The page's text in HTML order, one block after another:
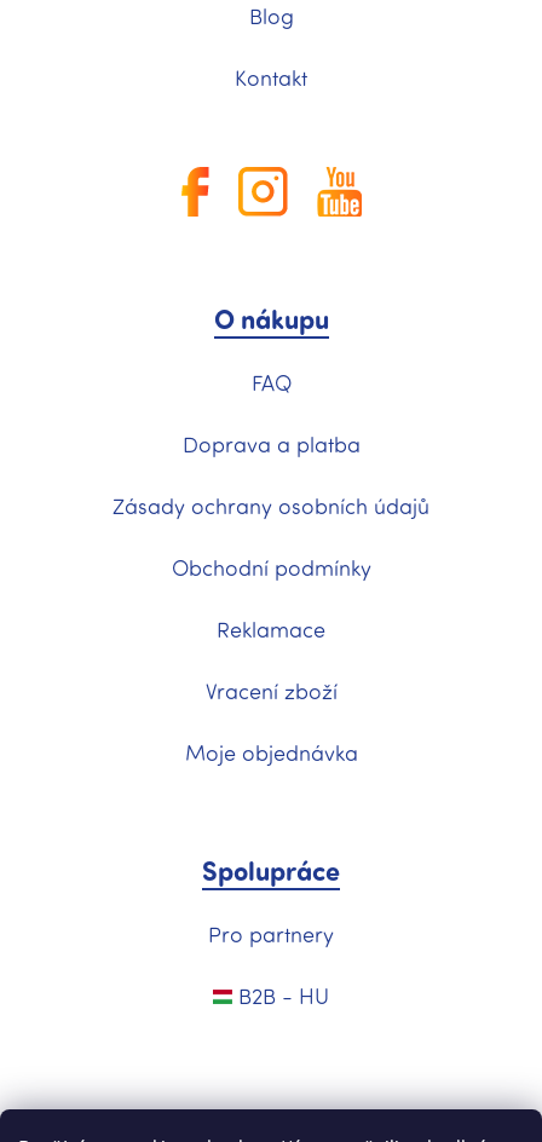
Blog
Kontakt
O nákupu
FAQ
Doprava a platba
Zásady ochrany osobních údajů
Obchodní podmínky
Reklamace
Vracení zboží
Moje objednávka
Spolupráce
Pro partnery
B2B - HU